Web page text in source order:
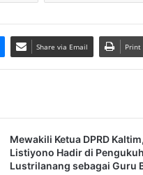
Share via Email Print
Mewakili Ketua DPRD
Listiyono Hadir di
Lustrilanang sebagai Guru